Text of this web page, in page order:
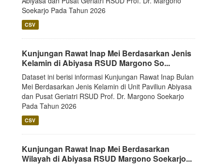
Soekarjo Pada Tahun 2026
CSV
Kunjungan Rawat Inap Mei Berdasarkan Jenis
Kelamin di Abiyasa RSUD Margono So...
Dataset ini berisi informasi Kunjungan Rawat Inap Bulan
Mei Berdasarkan Jenis Kelamin di Unit Paviliun Abiyasa
dan Pusat Geriatri RSUD Prof. Dr. Margono Soekarjo
Pada Tahun 2026
CSV
Kunjungan Rawat Inap Mei Berdasarkan
Wilayah di Abiyasa RSUD Margono Soekarjo...